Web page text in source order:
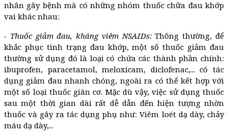
nhân gây bệnh mà có những nhóm thuốc chữa đau khớp
vai khác nhau:
- Thuốc giảm đau, kháng viêm NSAIDs:Thông thường, để
khắc phục tình trạng đau khớp, một số thuốc giảm đau
thường sử dụng đó là loại có chứa các thành phần chính:
ibuprofen, paracetamol, meloxicam, diclofenac,... có tác
dụng giảm đau nhanh chóng, ngoài ra có thể kết hợp với
một số loại thuốc giãn cơ. Mặc dù vậy, việc sử dụng thuốc
sau một thời gian dài rất dễ dẫn đến hiện tượng nhờn
thuốc và gây ra tác dụng phụ như: Viêm loét dạ dày, chảy
máu dạ dày,...